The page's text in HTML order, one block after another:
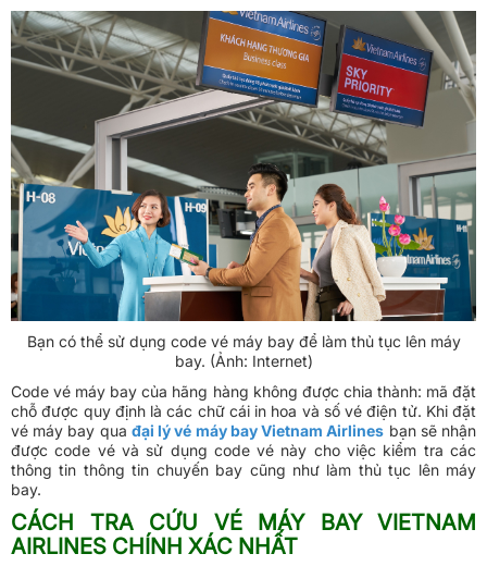
Bạn có thể sử dụng code vé máy bay để làm thủ tục lên máy
bay. (Ảnh: Internet)
Code vé máy bay của hãng hàng không được chia thành: mã đặt
chỗ được quy định là các chữ cái in hoa và số vé điện tử. Khi đặt
vé máy bay qua đại lý vé máy bay Vietnam Airlines bạn sẽ nhận
được code vé và sử dụng code vé này cho việc kiểm tra các
thông tin thông tin chuyến bay cũng như làm thủ tục lên máy
bay.
CÁCH TRA CỨU VÉ MÁY BAY VIETNAM
AIRLINES CHÍNH XÁC NHẤT